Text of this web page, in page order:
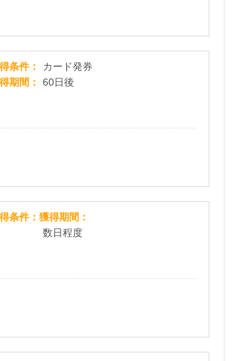
条件
カード発券
期間
60日後
条件
獲得期間
数日程度